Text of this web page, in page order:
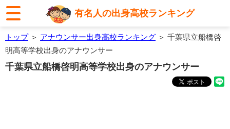
有名人の出身高校ランキング
トップ＞ アナウンサー出身高校ランキング ＞ 千葉県立船橋啓
明高等学校出身のアナウンサー
千葉県立船橋啓明高等学校出身のアナウンサー